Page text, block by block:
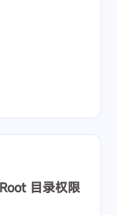
目录权限